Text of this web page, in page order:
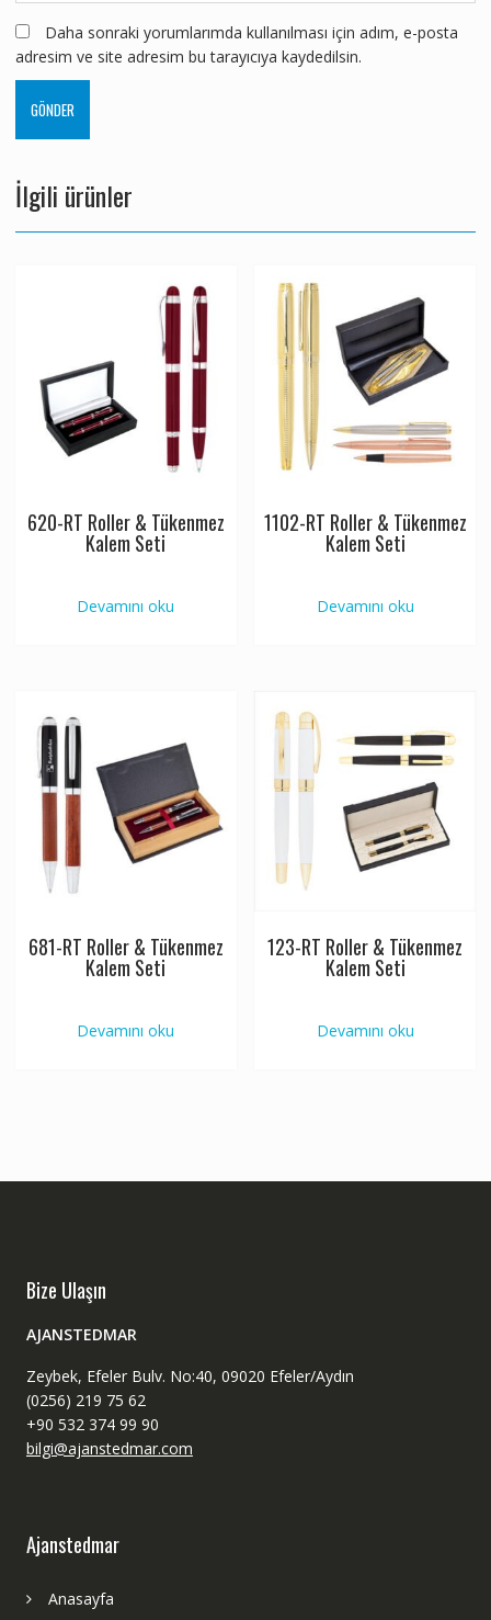
Daha sonraki yorumlarımda kullanılması için adım, e-posta
adresim ve site adresim bu tarayıcıya kaydedilsin.
İlgili ürünler
620-RT Roller & Tükenmez
Kalem Seti
Devamını oku
1102-RT Roller & Tükenmez
Kalem Seti
Devamını oku
681-RT Roller & Tükenmez
Kalem Seti
Devamını oku
123-RT Roller & Tükenmez
Kalem Seti
Devamını oku
Bize Ulaşın
AJANSTEDMAR
Zeybek, Efeler Bulv. No:40, 09020 Efeler/Aydın
(0256) 219 75 62
+90 532 374 99 90
bilgi@ajanstedmar.com
Ajanstedmar
Anasayfa